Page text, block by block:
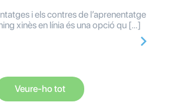
i els contres de l’aprenentatge
xinès en línia és una opció qu […]
Veure-ho tot